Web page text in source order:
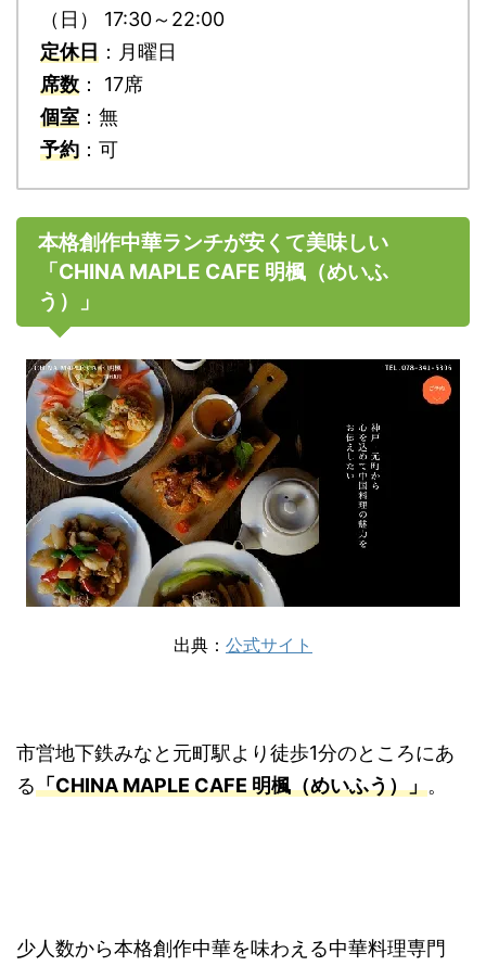
（日） 17:30～22:00
定休日 ：月曜日
席数 ： 17席
個室 ：無
予約 ：可
本格創作中華ランチが安くて美味しい
「CHINA MAPLE CAFE 明楓（めいふ
う）」
出典： 公式サイト
市営地下鉄みなと元町駅より徒歩1分のところにあ
る「CHINA MAPLE CAFE 明楓（めいふう）」。
少人数から本格創作中華を味わえる中華料理専門